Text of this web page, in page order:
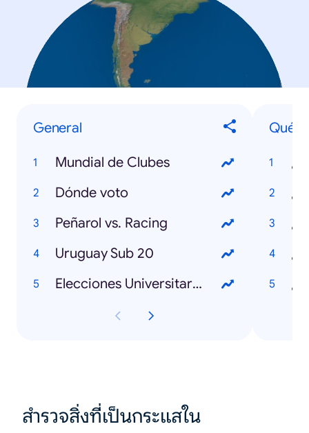
General
Mundial de Clubes
Dónde voto
Peñarol vs. Racing
Uruguay Sub 20
Elecciones Universitarias 2025
Qué
สำรวจสิ่งที่เป็นกระแสใน